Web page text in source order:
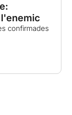
confirmades